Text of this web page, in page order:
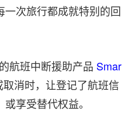
次旅行都成就特别的回
航班中断援助产品 Smar
消时，让登记了航班信
享受替代权益。